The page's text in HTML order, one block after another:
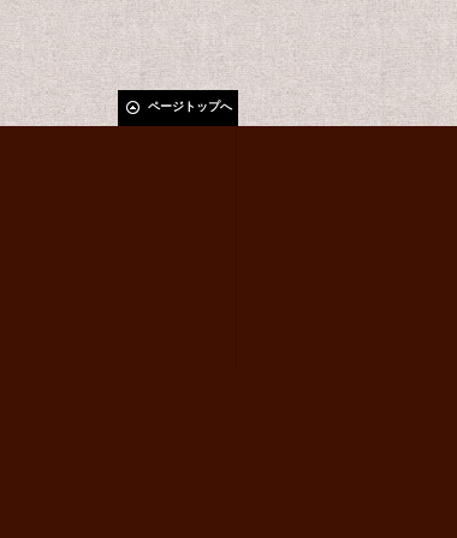
ページトップへ